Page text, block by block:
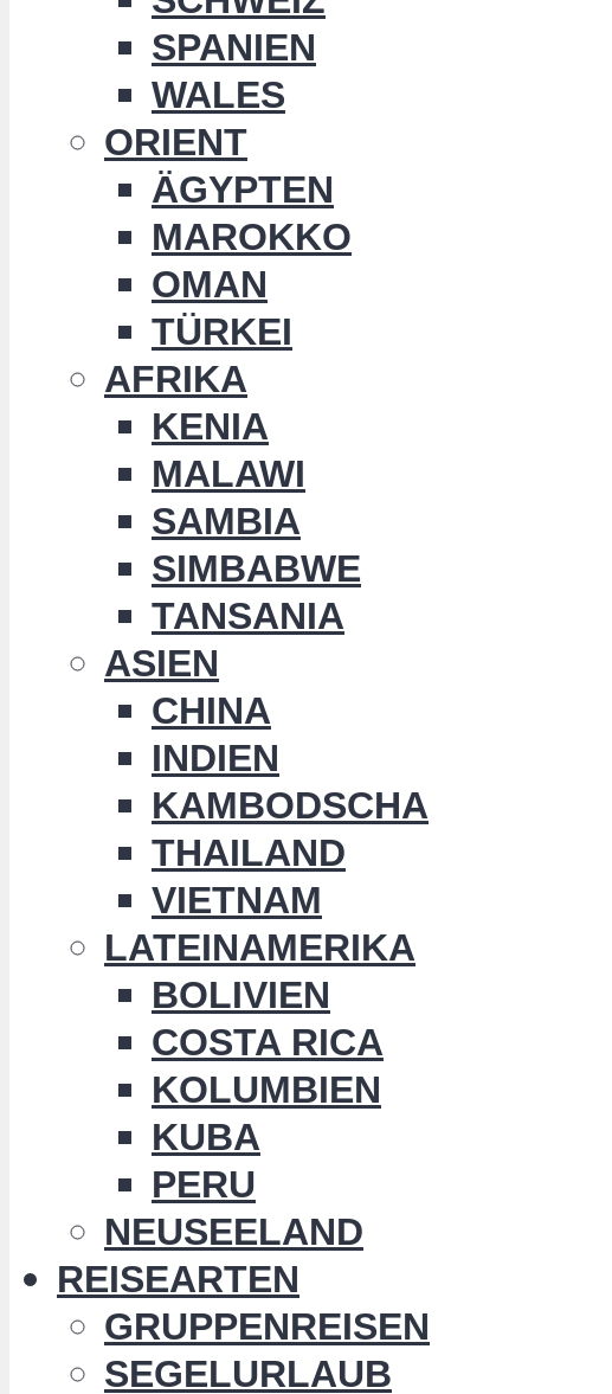
SPANIEN
WALES
ORIENT
ÄGYPTEN
MAROKKO
OMAN
TÜRKEI
AFRIKA
KENIA
MALAWI
SAMBIA
SIMBABWE
TANSANIA
ASIEN
CHINA
INDIEN
KAMBODSCHA
THAILAND
VIETNAM
LATEINAMERIKA
BOLIVIEN
COSTA RICA
KOLUMBIEN
KUBA
PERU
NEUSEELAND
REISEARTEN
GRUPPENREISEN
SEGELURLAUB